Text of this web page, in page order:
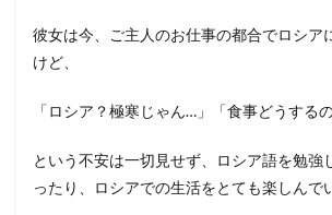
彼女は今、ご主人のお仕事の都合でロシア
けど、
「ロシア？極寒じゃん…」「食事どうするの
という不安は一切見せず、ロシア語を勉強
ったり、ロシアでの生活をとても楽しんで